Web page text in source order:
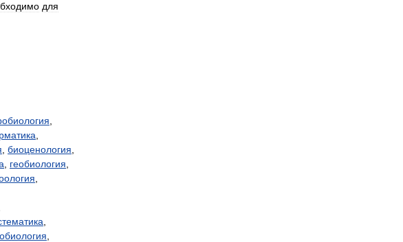
для
биоценология
геобиология